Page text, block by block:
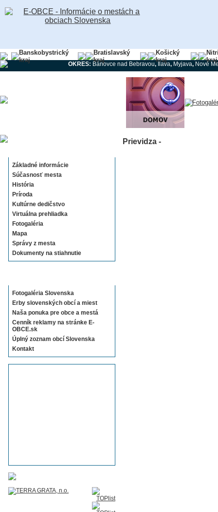
Banskobystrický
kraj
Bratislavský
kraj
Košický
kraj
kraj
OKRES: Bánovce nad Bebravou, Ilava, Myjava, Nové
Základné informácie
Súčasnosť mesta
História
Príroda
Kultúrne dedičstvo
Virtuálna prehliadka
Fotogaléria
Mapa
Správy z mesta
Dokumenty na stiahnutie
Fotogaléria Slovenska
Erby slovenských obcí a miest
Naša ponuka pre obce a mestá
Cenník reklamy na stránke E-
OBCE.sk
Úplný zoznam obcí Slovenska
Kontakt
Prievidza -